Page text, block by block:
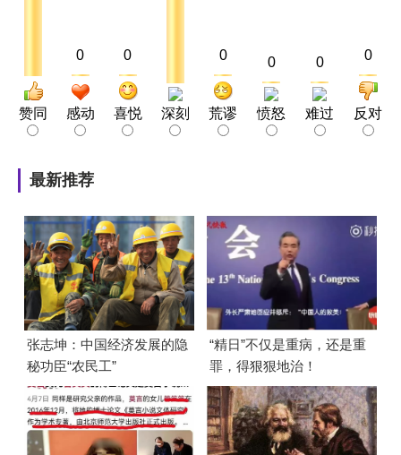
赞同
0
感动
0
喜悦 深刻
0
荒谬
0
愤怒
0
难过
0
反对
最新推荐
张志坤：中国经济发展的隐
秘功臣“农民工”
“精日”不仅是重病，还是重
罪，得狠狠地治！